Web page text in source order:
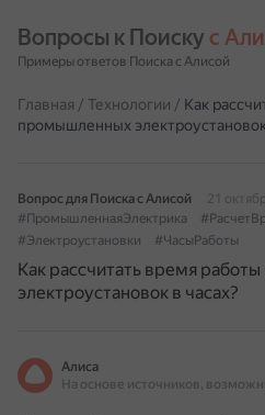
Вопросы к Поиску с
Примеры ответов Поиска с Алисой
Главная / Технологии / Как
промышленных электроустановок
Вопрос для Поиска с Алисой
21
#ПромышленнаяЭлектрика
#Электроустановки
#ЧасыРаботы
Как рассчитать время
электроустановок в часах?
Алиса